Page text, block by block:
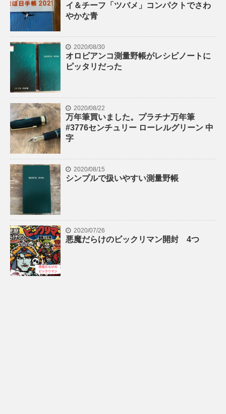
イ＆チーフ「ツバメ」コンパクトでさわ
やかな青
2020/08/30
オロビアンコ測量野帳がレシピノートに
ピッタリだった
2020/08/22
万年筆買いました。プラチナ万年筆
#3776センチュリー ローレルグリーン 中
字
2020/08/15
シンプルで扱いやすい測量野帳
2020/07/26
悪魔だらけのビックリマン開封 4つ